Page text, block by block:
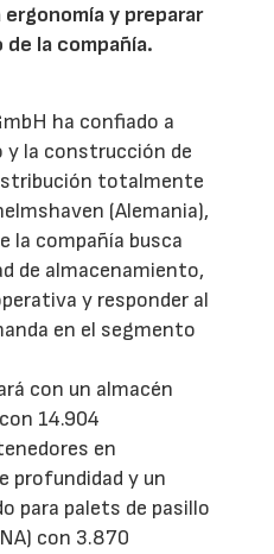
y preparar
la compañía.
ha confiado a
y la construcción de
totalmente
(Alemania),
la compañía busca
de almacenamiento,
y responder al
en el segmento
con un almacén
14.904
en
profundidad y un
para palets de pasillo
con 3.870